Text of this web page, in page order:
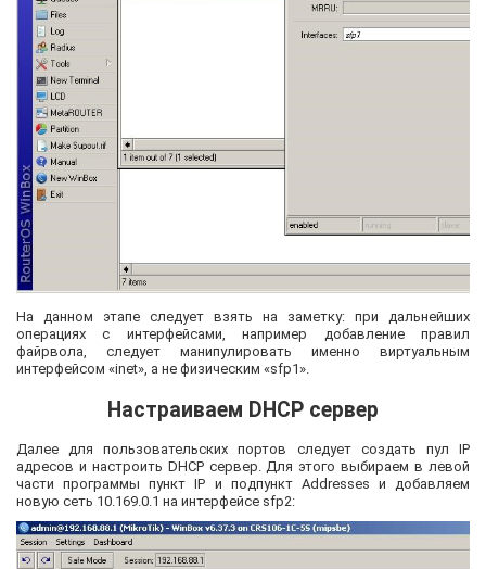
На данном этапе следует взять на заметку: при дальнейших
операциях с интерфейсами, например добавление правил
файрвола, следует манипулировать именно виртуальным
интерфейсом «inet», а не физическим «sfp1».
Настраиваем DHCP сервер
Далее для пользовательских портов следует создать пул IP
адресов и настроить DHCP сервер. Для этого выбираем в левой
части программы пункт IP и подпункт Addresses и добавляем
новую сеть 10.169.0.1 на интерфейсе sfp2: